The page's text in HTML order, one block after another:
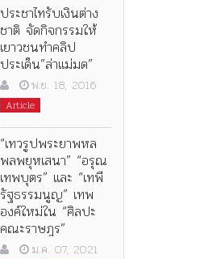
ประชาไทรับเงินต่าง
ชาติ จัดกิจกรรมให้
เยาวชนทำคลิป
ประเด็น”ล่าแม่มด”
พ.ย. 18, 2016
Article
“เทวรูปพระยาพหล
พลพยุหเสนา” “อรุณ
เทพบุตร” และ “เทพี
รัฐธรรมนูญ” เทพ
องค์ใหม่ใน “ศิลปะ
คณะราษฎร”
ม.ค. 07, 2021